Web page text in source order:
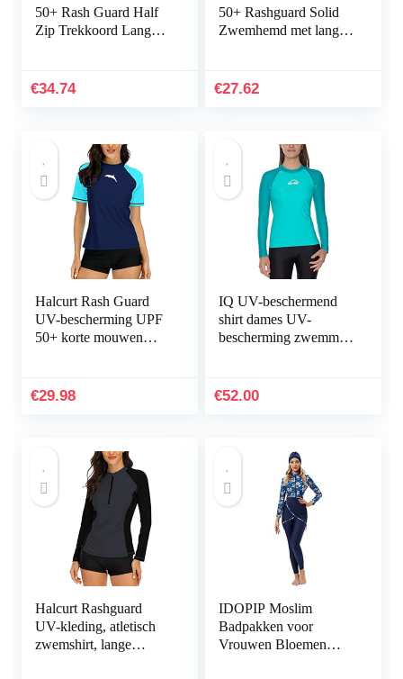
50+ Rash Guard Half
Zip Trekkoord Lange
€34.74
50+ Rashguard Solid
Zwemhemd met lange
€27.62
Halcurt Rash Guard
UV-bescherming UPF
50+ korte mouwen
€29.98
IQ UV-beschermend
shirt dames UV-
bescherming zwemmen
€52.00
Halcurt Rashguard
UV-kleding, atletisch
zwemshirt, lange
IDOPIP Moslim
Badpakken voor
Vrouwen Bloemen